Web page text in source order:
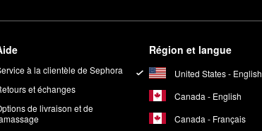
à la clientèle de Sephora
et échanges
de livraison et de
Région et langue
United States - English
Canada - English
Canada - Français